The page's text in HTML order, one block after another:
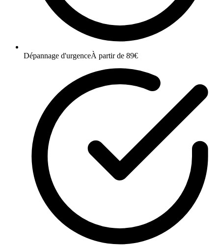
Dépannage d'urgenceÀ partir de 89€